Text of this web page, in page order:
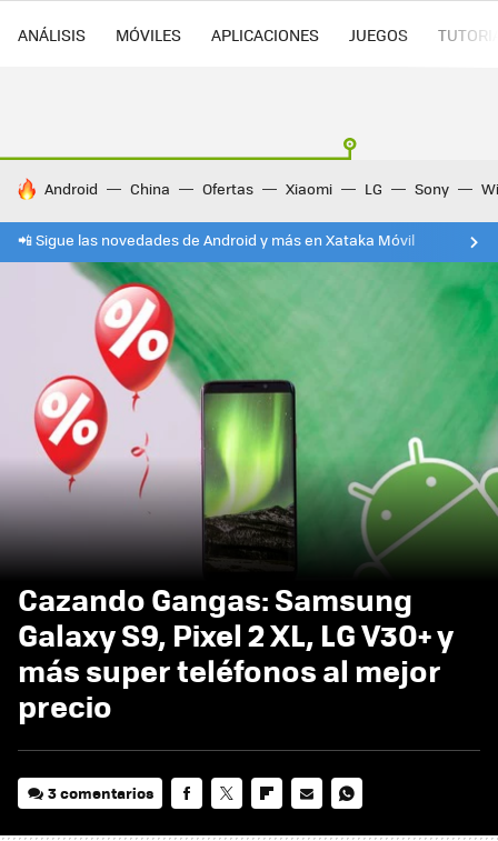
ANÁLISIS MÓVILES APLICACIONES JUEGOS
HOY SE HABLA DE
Android China Ofertas Xiaomi LG Sony
📲 Sigue las novedades de Android y más en Xataka Móvil
Cazando Gangas: Samsung
Galaxy S9, Pixel 2 XL, LG V30+ y
más super teléfonos al mejor
precio
3 comentarios